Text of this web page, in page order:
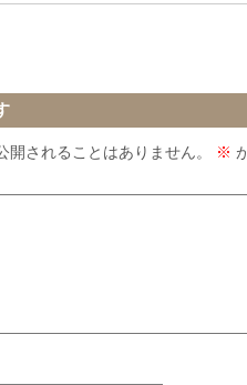
開されることはありません。 ※